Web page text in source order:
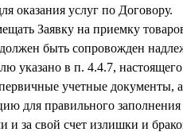
оказания услуг по Договору.
Заявку на приемку
быть сопровожден
указано в п. 4.4.7,
учетные документы,
для правильного
и за свой счет излишки и